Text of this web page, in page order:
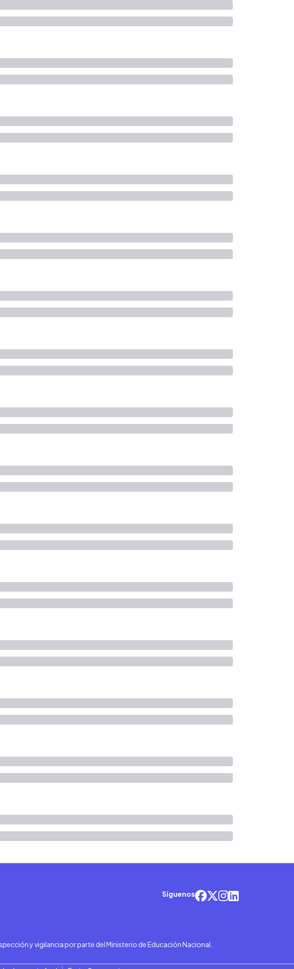
Síguenos
y vigilancia por parte del Ministerio de Educación Nacional.